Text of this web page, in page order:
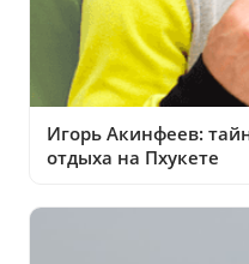
Игорь Акинфеев:
отдыха на Пхукете